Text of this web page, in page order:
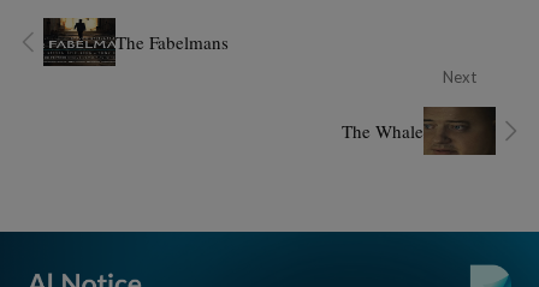
The Fabelmans
Next
The Whale